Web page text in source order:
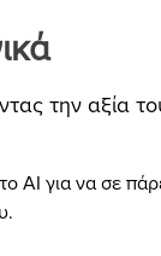
την αξία
AI για να σε